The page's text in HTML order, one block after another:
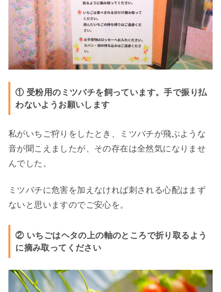
① 受粉用のミツバチを飼っています。手で振り払
わないようお願いします
私がいちご狩りをしたとき、ミツバチが飛ぶような
音が聞こえましたが、その存在は全然気になりませ
んでした。
ミツバチに危害を加えなければ刺される心配はまず
ないと思いますのでご安心を。
② いちごはヘタの上の軸のところで折り取るよう
に摘み取ってください